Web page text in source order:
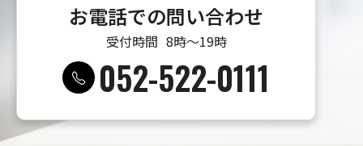
お電話での問い合わせ
受付時間 8時〜19時
052-522-0111